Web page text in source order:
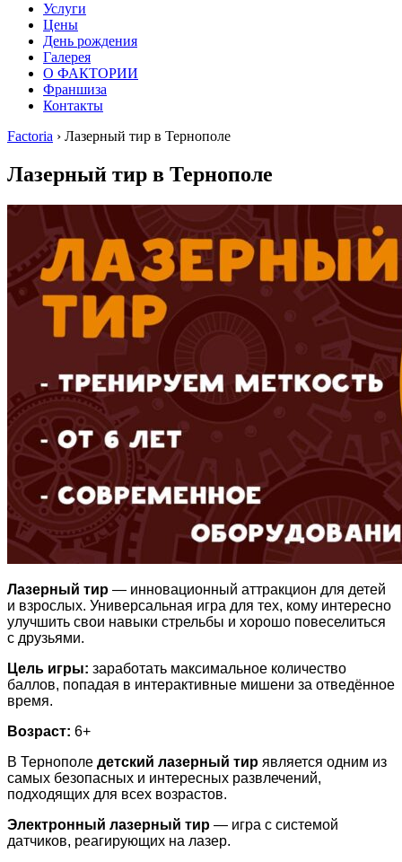
Услуги
Цены
День рождения
Галерея
О ФАКТОРИИ
Франшиза
Контакты
Factoria › Лазерный тир в Тернополе
Лазерный тир в Тернополе
Лазерный тир — инновационный аттракцион для детей
и взрослых. Универсальная игра для тех, кому интересно
улучшить свои навыки стрельбы и хорошо повеселиться
с друзьями.
Цель игры: заработать максимальное количество
баллов, попадая в интерактивные мишени за отведённое
время.
Возраст: 6+
В Тернополе детский лазерный тир является одним из
самых безопасных и интересных развлечений,
подходящих для всех возрастов.
Электронный лазерный тир — игра с системой
датчиков, реагирующих на лазер.